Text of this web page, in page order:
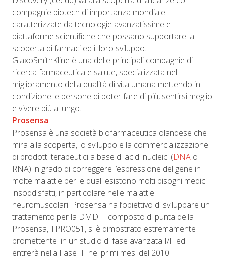
compagnie biotech di importanza mondiale
caratterizzate da tecnologie avanzatissime e
piattaforme scientifiche che possano supportare la
scoperta di farmaci ed il loro sviluppo.
GlaxoSmithKline è una delle principali compagnie di
ricerca farmaceutica e salute, specializzata nel
miglioramento della qualità di vita umana mettendo in
condizione le persone di poter fare di più, sentirsi meglio
e vivere più a lungo.
Prosensa
Prosensa è una società biofarmaceutica olandese che
mira alla scoperta, lo sviluppo e la commercializzazione
di prodotti terapeutici a base di acidi nucleici (DNA o
RNA) in grado di correggere l’espressione del gene in
molte malattie per le quali esistono molti bisogni medici
insoddisfatti, in particolare nelle malattie
neuromuscolari. Prosensa ha l’obiettivo di sviluppare un
trattamento per la DMD. Il composto di punta della
Prosensa, il PRO051, si è dimostrato estremamente
promettente in un studio di fase avanzata I/II ed
entrerà nella Fase III nei primi mesi del 2010.